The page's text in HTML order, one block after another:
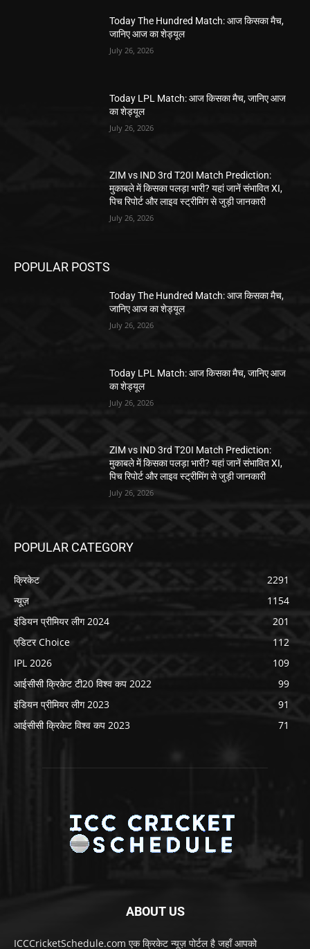
Today The Hundred Match: आज किसका मैच,
जानिए आज का शेड्यूल
July 26, 2026
Today LPL Match: आज किसका मैच, जानिए आज
का शेड्यूल
July 26, 2026
ZIM vs IND 3rd T20I Match Prediction:
मुकाबले में किसका पलड़ा भारी? यहां जानें संभावित XI,
पिच रिपोर्ट और लाइव स्ट्रीमिंग से जुड़ी जानकारी
July 26, 2026
POPULAR POSTS
Today The Hundred Match: आज किसका मैच,
जानिए आज का शेड्यूल
July 26, 2026
Today LPL Match: आज किसका मैच, जानिए आज
का शेड्यूल
July 26, 2026
ZIM vs IND 3rd T20I Match Prediction:
मुकाबले में किसका पलड़ा भारी? यहां जानें संभावित XI,
पिच रिपोर्ट और लाइव स्ट्रीमिंग से जुड़ी जानकारी
July 26, 2026
POPULAR CATEGORY
क्रिकेट
2291
न्यूज़
1154
इंडियन प्रीमियर लीग 2024
201
एडिटर Choice
112
IPL 2026
109
आईसीसी क्रिकेट टी20 विश्व कप 2022
99
इंडियन प्रीमियर लीग 2023
91
आईसीसी क्रिकेट विश्व कप 2023
71
ABOUT US
ICCCricketSchedule.com एक क्रिकेट न्यूज़ पोर्टल है जहाँ आपको